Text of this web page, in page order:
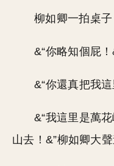
柳如卿一拍桌子
&“你略知個屁！
&“你還真把我
&“我這里是萬
山去！&”柳如卿大聲